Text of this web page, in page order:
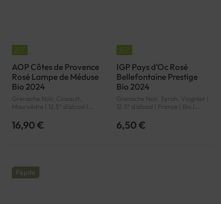
AOP Côtes de Provence
Rosé Lampe de Méduse
Bio 2024
Grenache Noir, Cinsault,
Mourvèdre | 12.5° d'alcool |
Côtes de Provence | AOP
16,90 €
IGP Pays d'Oc Rosé
Bellefontaine Prestige
Bio 2024
Grenache Noir, Syrah, Viognier |
12.5° d'alcool | France | Bio |
Pays d'Oc | IGP
6,50 €
Pépite